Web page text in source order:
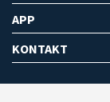
APP
KONTAKT